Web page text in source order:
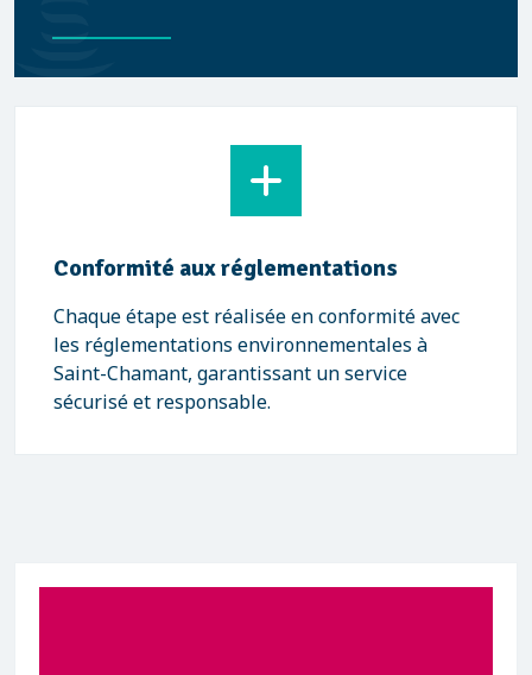
Conformité aux réglementations
Chaque étape est réalisée en conformité avec
les réglementations environnementales à
Saint-Chamant, garantissant un service
sécurisé et responsable.